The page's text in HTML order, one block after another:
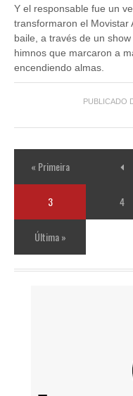
transformaron el Movistar
baile, a través de un
himnos que marcaron a
encendiendo almas.
PUBLICADO
« Primeira
3
Última »